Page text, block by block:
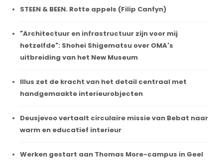
STEEN & BEEN. Rotte appels (Filip Canfyn)
"Architectuur en infrastructuur zijn voor mij
hetzelfde": Shohei Shigematsu over OMA's
uitbreiding van het New Museum
Illus zet de kracht van het detail centraal met
handgemaakte interieurobjecten
Deusjevoo vertaalt circulaire missie van Bebat naar
warm en educatief interieur
Werken gestart aan Thomas More-campus in Geel